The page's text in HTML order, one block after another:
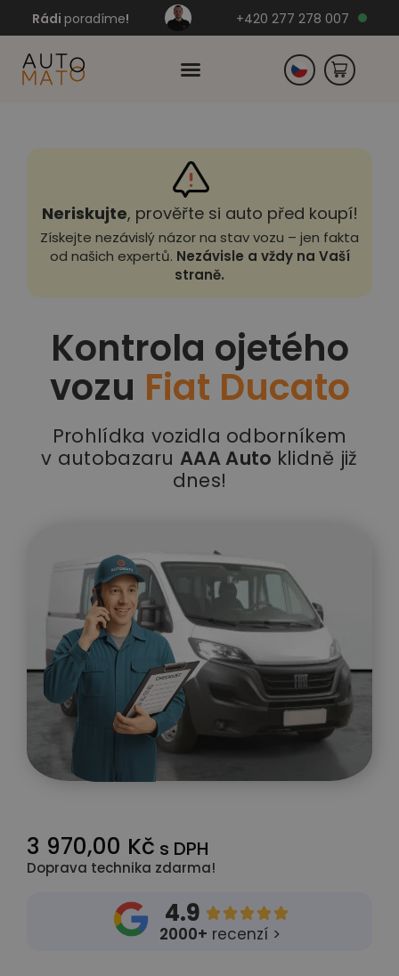
Rádi poradíme! +420 277 278 007
Neriskujte, prověřte si auto před koupí!
Získejte nezávislý názor na stav vozu – jen fakta
od našich expertů. Nezávisle a vždy na Vaší
straně.
Kontrola ojetého
vozu Fiat Ducato
Prohlídka vozidla odborníkem
v autobazaruAAA Auto klidně již
dnes!
3 970,00 Kč s DPH
Doprava technika zdarma!
4.9 
2000+ recenzí >